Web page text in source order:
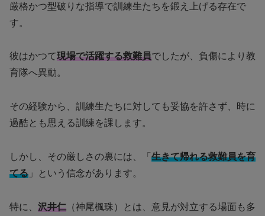
厳格かつ型破りな指導で訓練生たちを鍛え上げる存在で
す。
彼はかつて現場で活躍する救難員でしたが、負傷により教
育隊へ異動。
その経験から、訓練生たちに対しても妥協を許さず、時に
過酷とも思える訓練を課します。
しかし、その厳しさの裏には、「 生きて帰れる救難員を育
てる 」という信念があります。
特に、 沢井仁 （神尾楓珠）とは、意見が対立する場面も多